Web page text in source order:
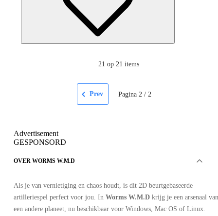
21 op 21 items
Prev Pagina 2/ 2
Advertisement
GESPONSORD
OVER WORMS W.M.D
Als je van vernietiging en chaos houdt, is dit 2D beurtgebaseerde
artilleriespel perfect voor jou. In Worms W.M.D krijg je een arsenaal van
een andere planeet, nu beschikbaar voor Windows, Mac OS of Linux.